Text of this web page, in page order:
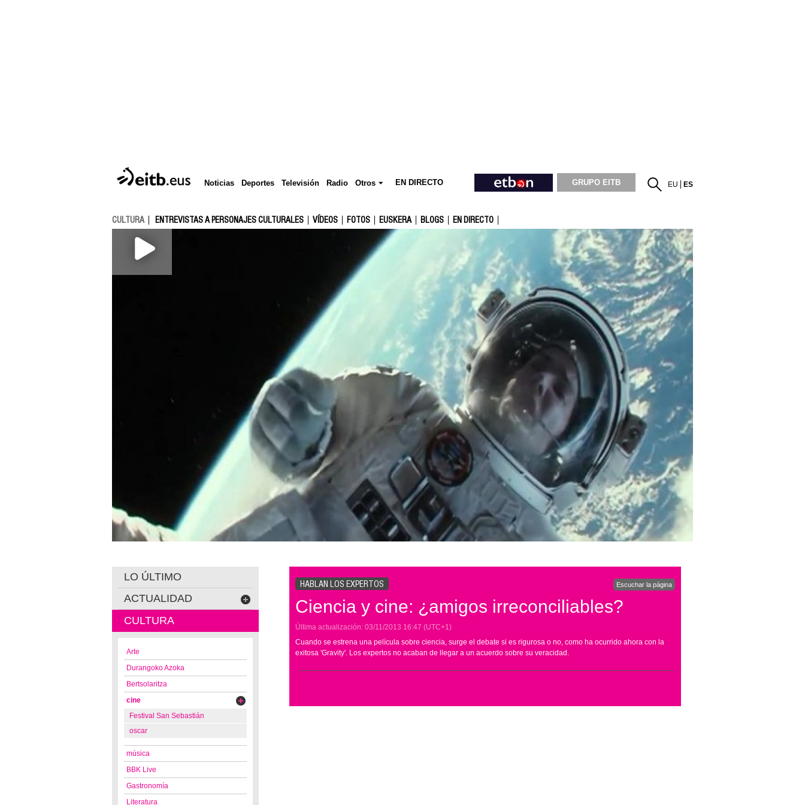
Noticias Deportes Televisión Radio Otros EN DIRECTO GRUPO EITB EU ES
CULTURA ENTREVISTAS A PERSONAJES CULTURALES VÍDEOS FOTOS EUSKERA BLOGS EN DIRECTO
HABLAN LOS EXPERTOS Escuchar la página
Ciencia y cine: ¿amigos irreconciliables?
Última actualización: 03/11/2013 16:47 (UTC+1)
Cuando se estrena una película sobre ciencia, surge el debate si es rigurosa o no, como ha ocurrido ahora con la
exitosa 'Gravity'. Los expertos no acaban de llegar a un acuerdo sobre su veracidad.
LO ÚLTIMO
ACTUALIDAD
CULTURA
Arte
Durangoko Azoka
Bertsolaritza
cine
Festival San Sebastián
oscar
música
BBK Live
Gastronomía
Literatura